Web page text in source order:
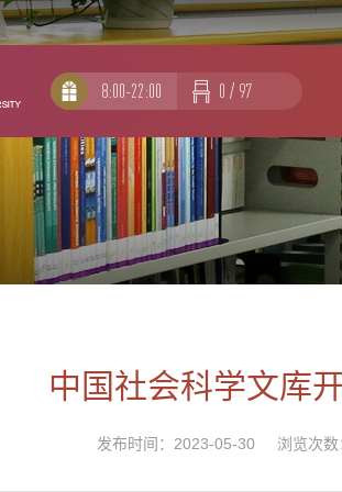
8:00-22:00 0 / 97
中国社会科学文库
发布时间：2023-05-30 浏览次数